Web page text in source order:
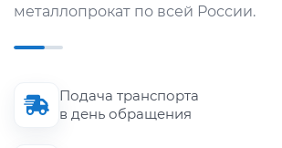
металлопрокат по всей России.
Подача транспорта
в день обращения